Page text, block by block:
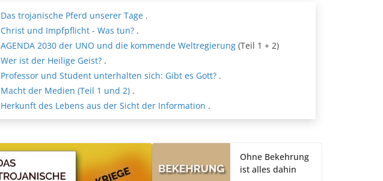
Das trojanische Pferd unserer Tage .
Christ und Impfpflicht - Was tun? .
AGENDA 2030 der UNO und die kommende Weltregierung (Teil 1 + 2)
Wer ist der Heilige Geist? .
Professor und Student unterhalten sich: Gibt es Gott? .
Macht der Medien (Teil 1 und 2) .
Herkunft des Lebens aus der Sicht der Information .
Ohne Bekehrung
ist alles dahin